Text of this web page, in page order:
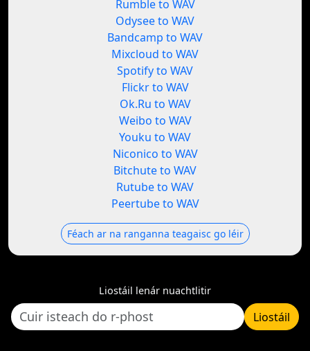
Rumble to WAV
Odysee to WAV
Bandcamp to WAV
Mixcloud to WAV
Spotify to WAV
Flickr to WAV
Ok.Ru to WAV
Weibo to WAV
Youku to WAV
Niconico to WAV
Bitchute to WAV
Rutube to WAV
Peertube to WAV
Féach ar na ranganna teagaisc go léir
Liostáil lenár nuachtlitir
Liostáil